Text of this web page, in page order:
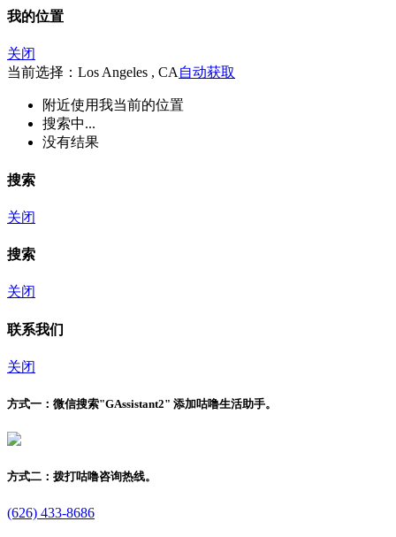
我的位置
关闭
当前选择：Los Angeles , CA 自动获取
附近使用我当前的位置
搜索中...
没有结果
搜索
关闭
搜索
关闭
联系我们
关闭
方式一： 微信搜索"GAssistant2" 添加咕噜生活助手。
方式二： 拨打咕噜咨询热线。
(626) 433-8686